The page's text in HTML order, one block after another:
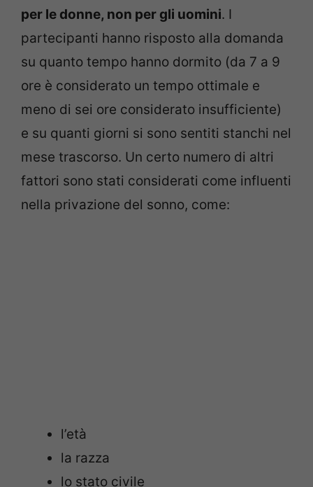
per le donne, non per gli uomini. I
partecipanti hanno risposto alla domanda
su quanto tempo hanno dormito (da 7 a 9
ore è considerato un tempo ottimale e
meno di sei ore considerato insufficiente)
e su quanti giorni si sono sentiti stanchi nel
mese trascorso. Un certo numero di altri
fattori sono stati considerati come influenti
nella privazione del sonno, come:
l’età
la razza
lo stato civile